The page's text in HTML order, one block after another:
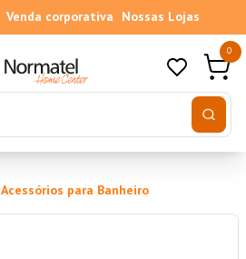
Venda corporativa Nossas Lojas
0
Acessórios para Banheiro